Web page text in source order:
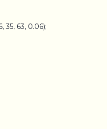
35, 63, 0.06);